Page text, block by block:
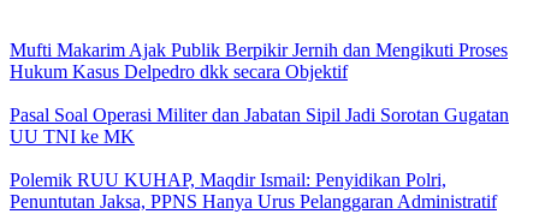
Mufti Makarim Ajak Publik Berpikir Jernih dan Mengikuti Proses
Hukum Kasus Delpedro dkk secara Objektif
Pasal Soal Operasi Militer dan Jabatan Sipil Jadi Sorotan Gugatan
UU TNI ke MK
Polemik RUU KUHAP, Maqdir Ismail: Penyidikan Polri,
Penuntutan Jaksa, PPNS Hanya Urus Pelanggaran Administratif